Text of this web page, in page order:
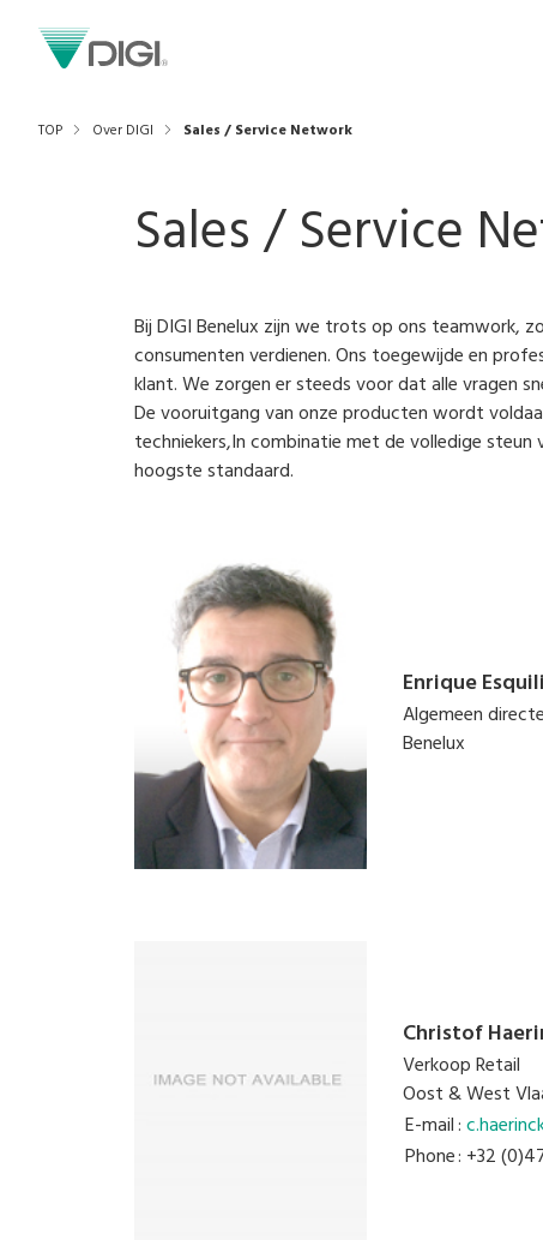
TOP Over DIGI Sales / Service Network
Sales / Service
Bij DIGI Benelux zijn we trots op ons teamwork,
consumenten verdienen. Ons toegewijde en
klant. We zorgen er steeds voor dat alle vragen
De vooruitgang van onze producten wordt
techniekers,In combinatie met de volledige
hoogste standaard.
Enrique
Algemeen
Benelux
Christof
Verkoop Retail
Oost & West
E-mail:
Phone: +32